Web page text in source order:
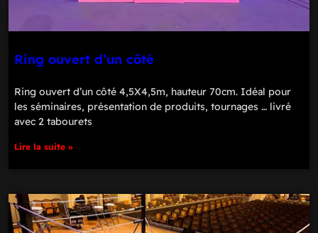
Ring ouvert d’un côté
Ring ouvert d’un côté 4,5X4,5m, hauteur 70cm. Idéal pour
les séminaires, présentation de produits, tournages … livré
avec 2 tabourets
Lire la suite »